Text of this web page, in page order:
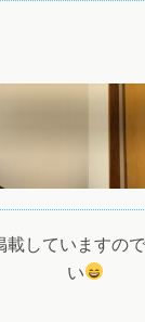
載していますの
い